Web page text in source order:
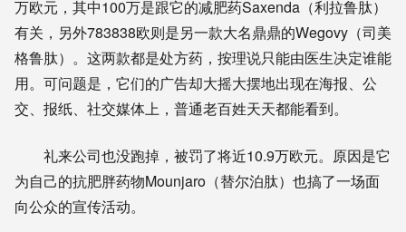
万欧元，其中100万是跟它的减肥药Saxenda（利拉鲁肽）
有关，另外783838欧则是另一款大名鼎鼎的Wegovy（司美
格鲁肽）。这两款都是处方药，按理说只能由医生决定谁能
用。可问题是，它们的广告却大摇大摆地出现在海报、公
交、报纸、社交媒体上，普通老百姓天天都能看到。
礼来公司也没跑掉，被罚了将近10.9万欧元。原因是它
为自己的抗肥胖药物Mounjaro（替尔泊肽）也搞了一场面
向公众的宣传活动。